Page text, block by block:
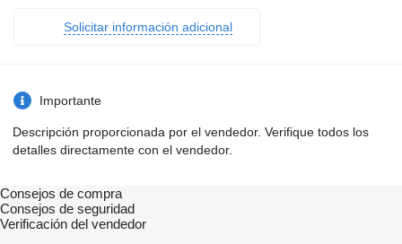
Solicitar información adicional
Importante
Descripción proporcionada por el vendedor. Verifique todos los
detalles directamente con el vendedor.
Consejos de compra
Consejos de seguridad
Verificación del vendedor